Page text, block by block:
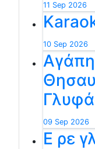
11 Sep 2026
10 Sep 2026
09 Sep 2026
Ε ρε